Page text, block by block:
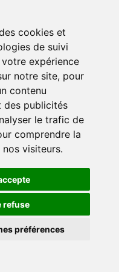
cookies et
de suivi
expérience
notre site, pour
contenu
des publicités
le trafic de
comprendre la
visiteurs.
refuse
préférences